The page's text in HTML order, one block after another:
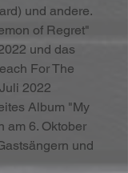
und andere.
of Regret"
und das
For The
2022
Album "My
am 6. Oktober
und